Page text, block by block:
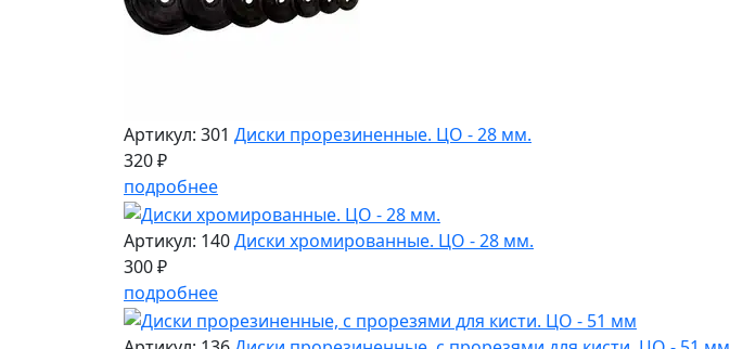
Артикул: 301 Диски прорезиненные. ЦО - 28 мм.
320 ₽
подробнее
Артикул: 140Диски хромированные. ЦО - 28 мм.
300 ₽
подробнее